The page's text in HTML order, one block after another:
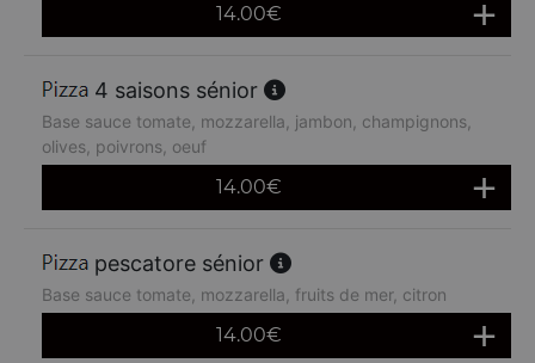
14.00€
4 saisons sénior
Base sauce tomate, mozzarella, jambon, champignons,
olives, poivrons, oeuf
14.00€
pescatore sénior
Base sauce tomate, mozzarella, fruits de mer, citron
14.00€